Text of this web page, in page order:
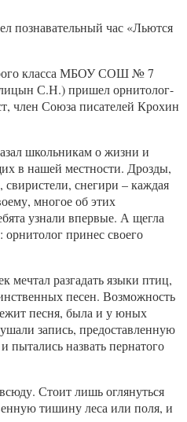
познавательный час «Льются
класса МБОУ СОШ № 7
С.Н.) пришел орнитолог-
член Союза писателей Крохин
школьникам о жизни и
в нашей местности. Дрозды,
снегири – каждая
многое об этих
узнали впервые. А щегла
принес своего
мечтал разгадать языки птиц,
песен. Возможность
песня, была и у юных
запись, предоставленную
назвать пернатого
Стоит лишь оглянуться
тишину леса или поля, и